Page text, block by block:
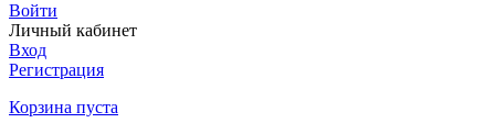
Войти
Личный кабинет
Вход
Регистрация
Корзина пуста